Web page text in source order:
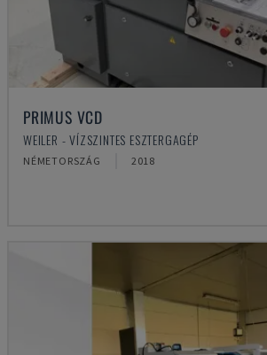
PRIMUS VCD
WEILER - VÍZSZINTES ESZTERGAGÉP
NÉMETORSZÁG 2018